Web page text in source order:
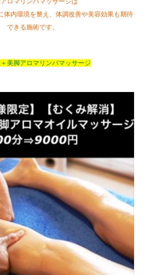
体内環境を整え、体調改善や美容効果も期待
できる施術です。
美脚アロマリンパマッサージ